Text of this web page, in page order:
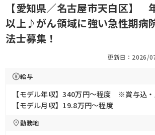
【愛知県／名古屋市天白区】
以上♪がん領域に強い急性期病
法士募集！
更新日：2026/
給与
【モデル年収】340万円〜程度 ※賞与込
【モデル月収】19.8万円〜程度
勤務地